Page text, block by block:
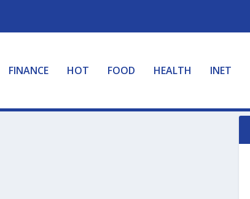
FINANCE HOT FOOD HEALTH INET